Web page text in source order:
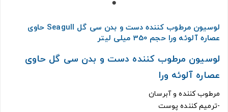
لوسیون مرطوب کننده دست و بدن سی گل Seagull حاوی
عصاره آلوئه ورا حجم 350 میلی لیتر
لوسیون مرطوب کننده دست و بدن سی گل حاوی
عصاره آلوئه ورا
مرطوب کننده و آبرسان
-ترمیم کننده پوست